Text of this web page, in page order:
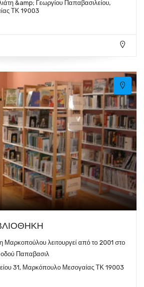
&amp; Γεωργίου Παπαβασιλείου,
ΤΚ 19003
Μαρκοπούλου λειτουργεί από το 2001 στο
οδού Παπαβασιλ
31, Μαρκόπουλο Μεσογαίας ΤΚ 19003